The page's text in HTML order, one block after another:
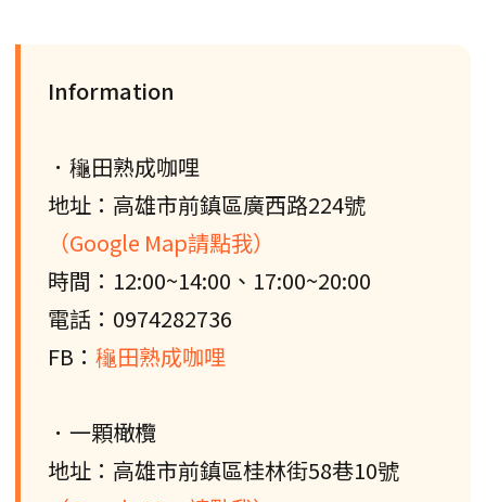
Information
．龝田熟成咖哩
地址：高雄市前鎮區廣西路224號
（Google Map請點我）
時間：12:00~14:00、17:00~20:00
電話：0974282736
FB： 龝田熟成咖哩
．一顆橄欖
地址：高雄市前鎮區桂林街58巷10號